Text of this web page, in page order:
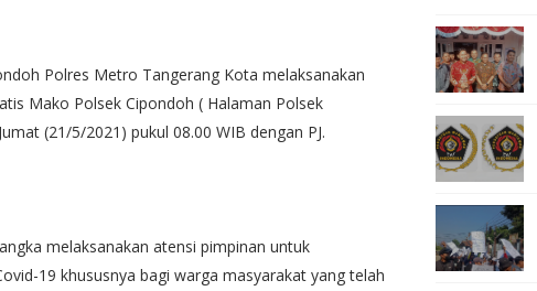
Polres Metro Tangerang Kota melaksanakan
Mako Polsek Cipondoh ( Halaman Polsek
(21/5/2021) pukul 08.00 WIB dengan PJ.
melaksanakan atensi pimpinan untuk
19 khususnya bagi warga masyarakat yang telah